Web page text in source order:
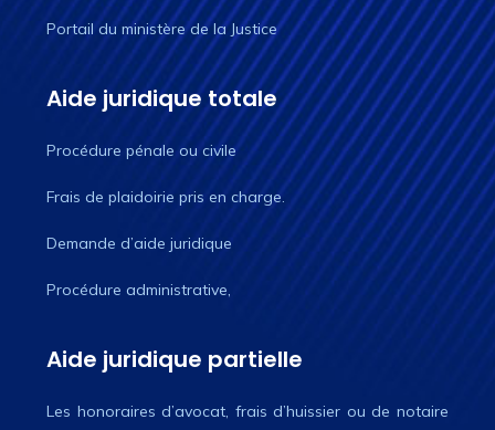
Portail du ministère de la Justice
Aide juridique totale
Procédure pénale ou civile
Frais de plaidoirie pris en charge.
Demande d’aide juridique
Procédure administrative,
Aide juridique partielle
Les honoraires d’avocat, frais d’huissier ou de notaire